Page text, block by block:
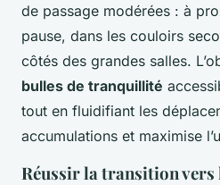
de passage modérées : à
pause, dans les couloirs
côtés des grandes salles.
bulles de tranquillité
tout en fluidifiant les
accumulations et maximise
Réussir la transition